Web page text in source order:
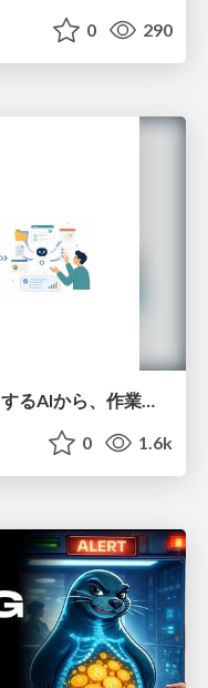
0 290
[しろおび夏祭り2026] チャットするAIから、作業するAIへ - 使われ方の変化と、その裏側で起きていること
0 1.6k